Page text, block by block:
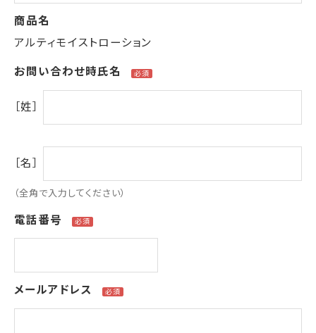
商品名
アルティモイストローション
お問い合わせ時氏名
［姓］
［名］
（全角で入力してください）
電話番号
メールアドレス